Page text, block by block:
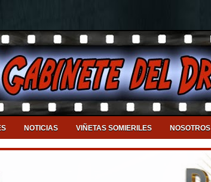
NOTICIAS VIÑETAS SOMIERILES NOSOTROS